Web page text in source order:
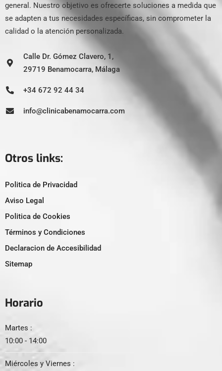
general. Nuestro objetivo es ofrecerte soluciones a medida que
se adapten a tus necesidades específicas, sin comprometer la
calidad o la atención personalizada.
Calle Dr. Gómez Clavero, 1,
29719 Benamocarra, Málaga
+34 672 92 44 34
info@clinicabenamocarra.com
Otros links:
Politica de Privacidad
Aviso Legal
Politica de Cookies
Términos y Condiciones
Declaracion de Accesibilidad
Sitemap
Horario
Martes :
10:00 - 14:00
Miércoles y Viernes :